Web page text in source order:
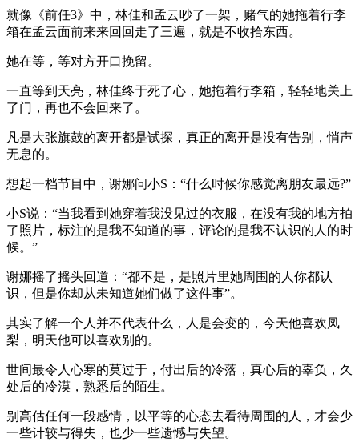
就像《前任3》中，林佳和孟云吵了一架，赌气的她拖着行李
箱在孟云面前来来回回走了三遍，就是不收拾东西。
她在等，等对方开口挽留。
一直等到天亮，林佳终于死了心，她拖着行李箱，轻轻地关上
了门，再也不会回来了。
凡是大张旗鼓的离开都是试探，真正的离开是没有告别，悄声
无息的。
想起一档节目中，谢娜问小S：“什么时候你感觉离朋友最远?”
小S说：“当我看到她穿着我没见过的衣服，在没有我的地方拍
了照片，标注的是我不知道的事，评论的是我不认识的人的时
候。”
谢娜摇了摇头回道：“都不是，是照片里她周围的人你都认
识，但是你却从未知道她们做了这件事”。
其实了解一个人并不代表什么，人是会变的，今天他喜欢凤
梨，明天他可以喜欢别的。
世间最令人心寒的莫过于，付出后的冷落，真心后的辜负，久
处后的冷漠，熟悉后的陌生。
别高估任何一段感情，以平等的心态去看待周围的人，才会少
一些计较与得失，也少一些遗憾与失望。